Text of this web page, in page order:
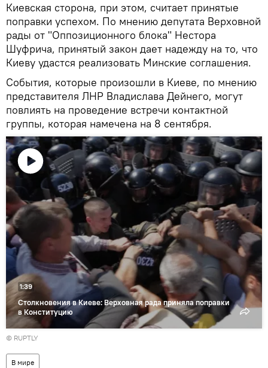
Киевская сторона, при этом, считает принятые
поправки успехом. По мнению депутата Верховной
рады от "Оппозиционного блока" Нестора
Шуфрича, принятый закон дает надежду на то, что
Киеву удастся реализовать Минские соглашения.
События, которые произошли в Киеве, по мнению
представителя ЛНР Владислава Дейнего, могут
повлиять на проведение встречи контактной
группы, которая намечена на 8 сентября.
Воспроизвести
видео
Столкновения в Киеве: Верховная рада приняла поправки
в Конституцию
1:39
© RUPTLY
В мире